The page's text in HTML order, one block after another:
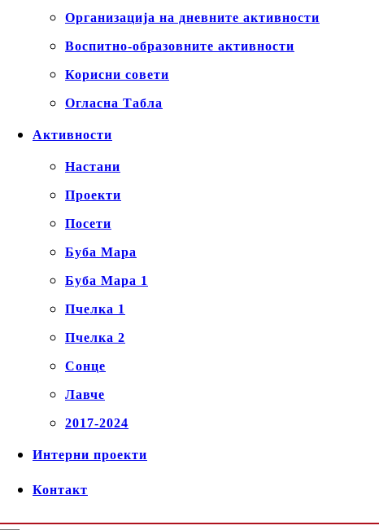
Организација на дневните активности
Воспитно-образовните активности
Корисни совети
Огласна Табла
Активности
Настани
Проекти
Посети
Буба Мара
Буба Мара 1
Пчелка 1
Пчелка 2
Сонце
Лавче
2017-2024
Интерни проекти
Контакт